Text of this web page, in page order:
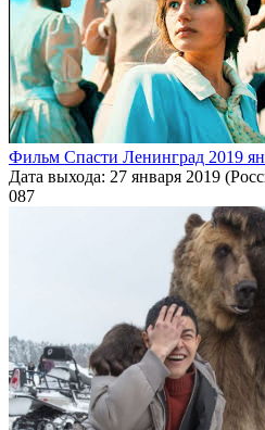
Фильм Спасти Ленинград 2019
Дата выхода: 27 января 2019
087